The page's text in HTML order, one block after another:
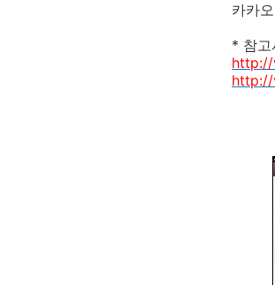
카카
* 참고
http://
http://